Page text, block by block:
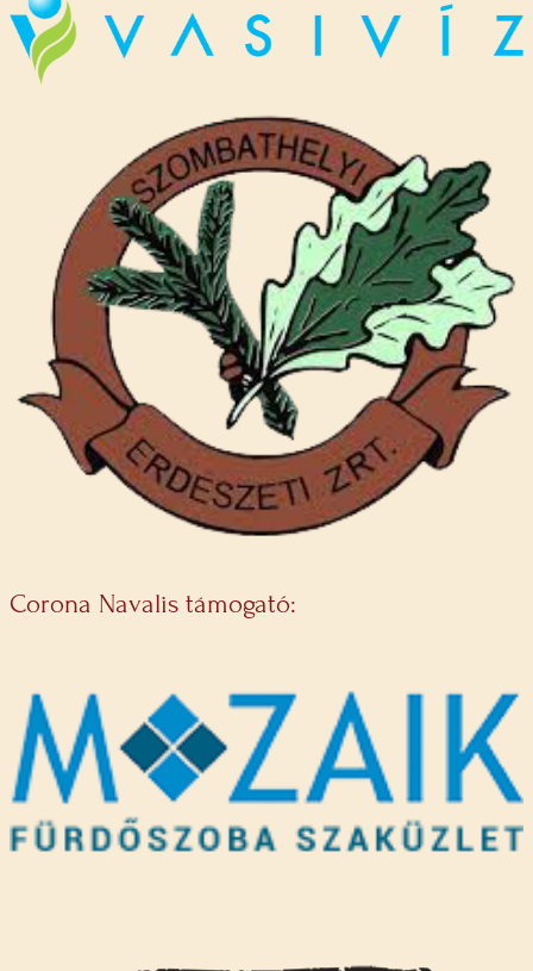
Corona Navalis támogató: